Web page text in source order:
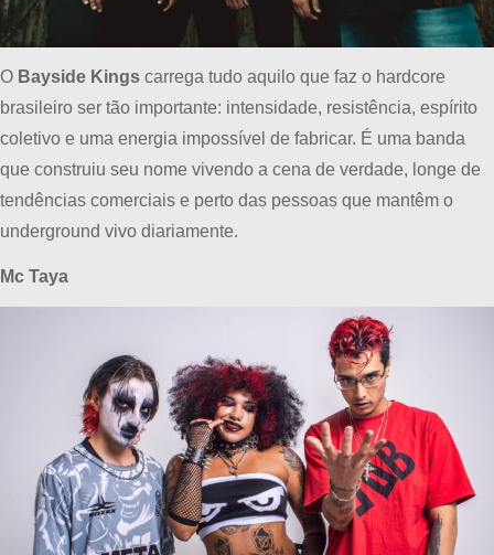
O Bayside Kings carrega tudo aquilo que faz o hardcore
brasileiro ser tão importante: intensidade, resistência, espírito
coletivo e uma energia impossível de fabricar. É uma banda
que construiu seu nome vivendo a cena de verdade, longe de
tendências comerciais e perto das pessoas que mantêm o
underground vivo diariamente.
Mc Taya